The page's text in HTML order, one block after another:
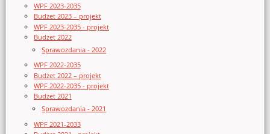
WPF 2023-2035
Budżet 2023 – projekt
WPF 2023-2035 - projekt
Budżet 2022
Sprawozdania - 2022
WPF 2022-2035
Budżet 2022 – projekt
WPF 2022-2035 - projekt
Budżet 2021
Sprawozdania - 2021
WPF 2021-2033